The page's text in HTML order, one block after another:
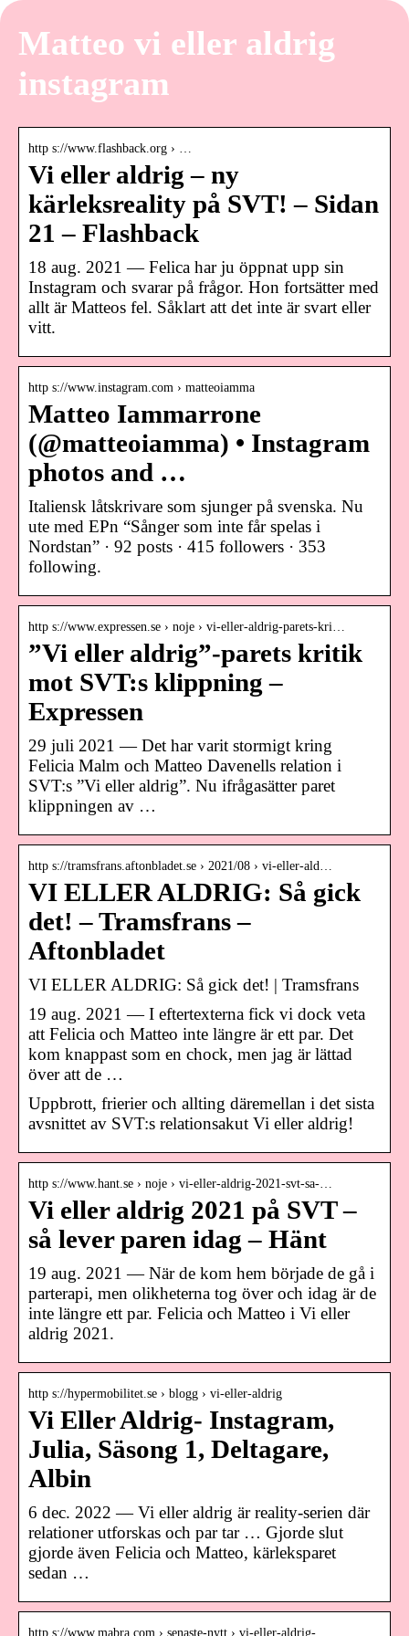
Matteo vi eller aldrig
instagram
http s://www.flashback.org › …
Vi eller aldrig – ny
kärleksreality på SVT! – Sidan
21 – Flashback
18 aug. 2021 — Felica har ju öppnat upp sin
Instagram och svarar på frågor. Hon fortsätter med
allt är Matteos fel. Såklart att det inte är svart eller
vitt.
http s://www.instagram.com › matteoiamma
Matteo Iammarrone
(@matteoiamma) • Instagram
photos and …
Italiensk låtskrivare som sjunger på svenska. Nu
ute med EPn “Sånger som inte får spelas i
Nordstan” · 92 posts · 415 followers · 353
following.
http s://www.expressen.se › noje › vi-eller-aldrig-parets-kri…
”Vi eller aldrig”-parets kritik
mot SVT:s klippning –
Expressen
29 juli 2021 — Det har varit stormigt kring
Felicia Malm och Matteo Davenells relation i
SVT:s ”Vi eller aldrig”. Nu ifrågasätter paret
klippningen av …
http s://tramsfrans.aftonbladet.se › 2021/08 › vi-eller-ald…
VI ELLER ALDRIG: Så gick
det! – Tramsfrans –
Aftonbladet
VI ELLER ALDRIG: Så gick det! | Tramsfrans
19 aug. 2021 — I eftertexterna fick vi dock veta
att Felicia och Matteo inte längre är ett par. Det
kom knappast som en chock, men jag är lättad
över att de …
Uppbrott, frierier och allting däremellan i det sista
avsnittet av SVT:s relationsakut Vi eller aldrig!
http s://www.hant.se › noje › vi-eller-aldrig-2021-svt-sa-…
Vi eller aldrig 2021 på SVT –
så lever paren idag – Hänt
19 aug. 2021 — När de kom hem började de gå i
parterapi, men olikheterna tog över och idag är de
inte längre ett par. Felicia och Matteo i Vi eller
aldrig 2021.
http s://hypermobilitet.se › blogg › vi-eller-aldrig
Vi Eller Aldrig- Instagram,
Julia, Säsong 1, Deltagare,
Albin
6 dec. 2022 — Vi eller aldrig är reality-serien där
relationer utforskas och par tar … Gjorde slut
gjorde även Felicia och Matteo, kärleksparet
sedan …
http s://www.mabra.com › senaste-nytt › vi-eller-aldrig-…